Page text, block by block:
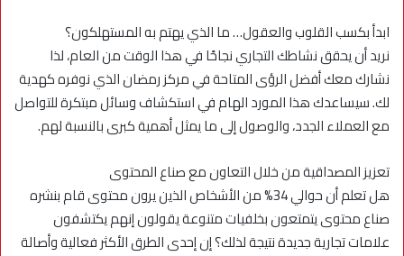
ابدأ بكسب القلوب والعقول… ما الذي يهتم به المستهلكون؟
نريد أن يحقق نشاطك التجاري نجاحًا في هذا الوقت من العام، لذا
نشارك معك أفضل الرؤى المتاحة في مركز رمضان الذي نوفره كهدية
لك. سيساعدك هذا المورد الهام في استكشاف وسائل مبتكرة للتواصل
مع العملاء الجدد، والوصول إلى ما يمثل أهمية كبرى بالنسبة لهم.
تعزيز المصداقية من خلال التعاون مع صناع المحتوى
هل تعلم أن حوالي 34% من الأشخاص الذين يرون محتوى قام بنشره
صناع محتوى يتمتعون بخلفيات متنوعة يقولون إنهم يكتشفون
علامات تجارية جديدة نتيجة لذلك؟ إن إحدى الطرق الأكثر فعالية وأصالة